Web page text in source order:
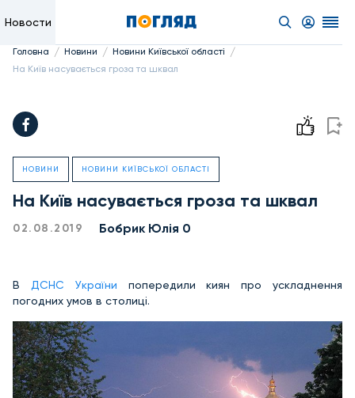
Новости
Головна / Новини / Новини Київської області /
На Київ насувається гроза та шквал
НОВИНИ НОВИНИ КИЇВСЬКОЇ ОБЛАСТІ
На Київ насувається гроза та шквал
02.08.2019 Бобрик Юлія 0
В ДСНС України попередили киян про ускладнення
погодних умов в столиці.